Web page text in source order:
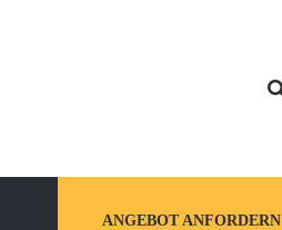
ANGEBOT ANFORDERN